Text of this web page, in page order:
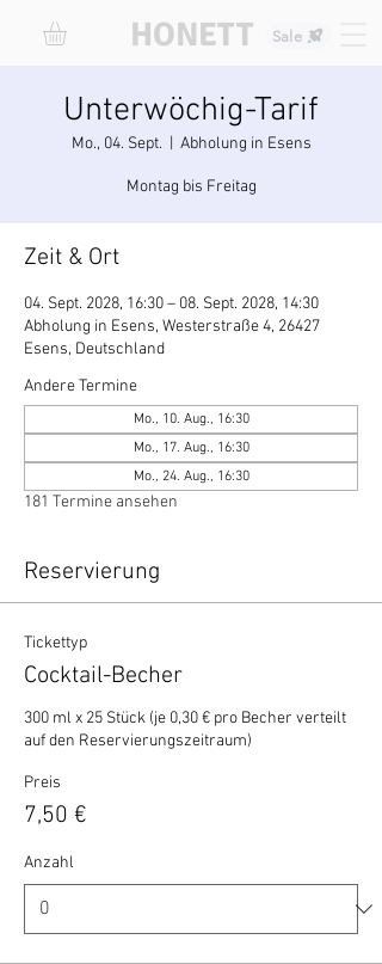
Sale
HONETT
Unterwöchig-Tarif
Mo., 04. Sept. Abholung in Esens
Montag bis Freitag
Zeit & Ort
04. Sept. 2028, 16:30 – 08. Sept. 2028, 14:30
Abholung in Esens, Westerstraße 4, 26427
Esens, Deutschland
Andere Termine
Mo., 10. Aug., 16:30
Mo., 17. Aug., 16:30
Mo., 24. Aug., 16:30
181 Termine ansehen
Reservierung
Tickettyp
Cocktail-Becher
300 ml x 25 Stück (je 0,30 € pro Becher verteilt
auf den Reservierungszeitraum)
Preis
7,50 €
Anzahl